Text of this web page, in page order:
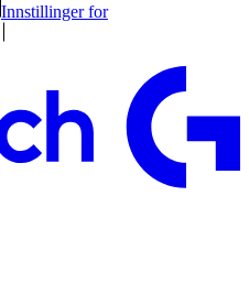
Innstillinger for